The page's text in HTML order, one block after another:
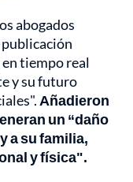
abogados
tiempo real
y su futuro
Añadieron
un “daño
a su familia,
y física".